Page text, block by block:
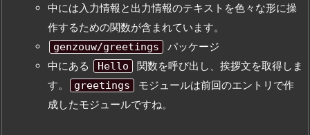
中には入力情報と出力情報のテキストを色々な形に操
作するための関数が含まれています。
genzouw/greetings
パッケージ
中にある
Hello
関数を呼び出し、挨拶文を取得しま
す。
greetings
モジュールは前回のエントリで作
成したモジュールですね。